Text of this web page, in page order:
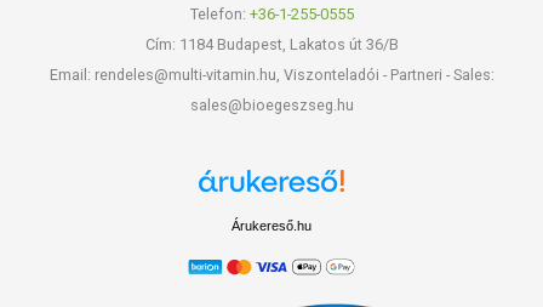
Telefon: +36-1-255-0555
Cím: 1184 Budapest, Lakatos út 36/B
Email: rendeles@multi-vitamin.hu, Viszonteladói - Partneri - Sales:
sales@bioegeszseg.hu
Árukereső.hu